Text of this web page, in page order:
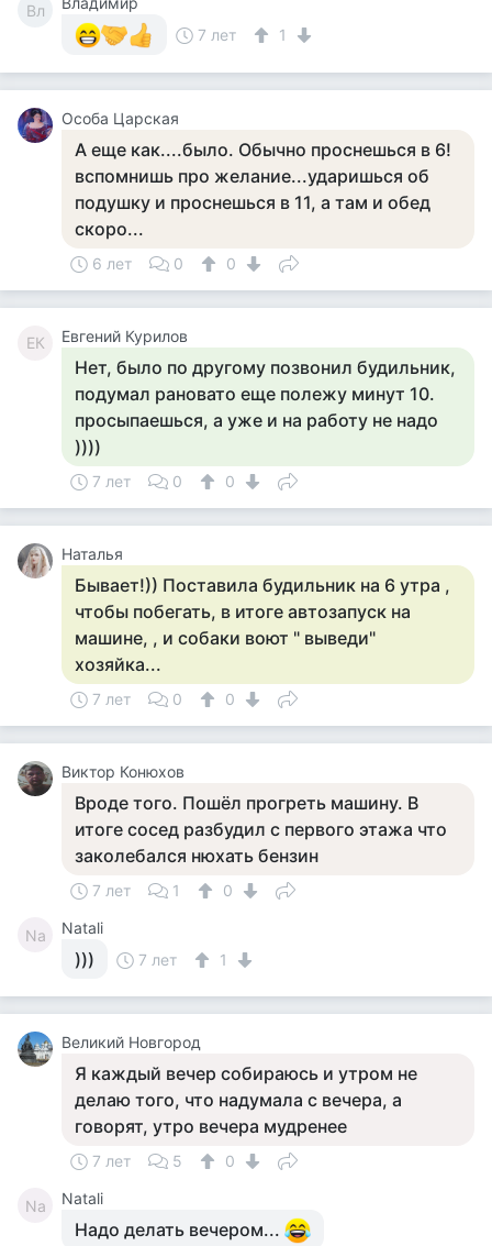
Вл
7 лет
1
Особа Царская
А еще как....было. Обычно проснешься в 6!
вспомнишь про желание...ударишься об
подушку и проснешься в 11, а там и обед
скоро...
6 лет 0 0
ЕК Евгений Курилов
Нет, было по другому позвонил будильник,
подумал рановато еще полежу минут 10.
просыпаешься, а уже и на работу не надо
))))
7 лет 0 0
Наталья
Бывает!)) Поставила будильник на 6 утра ,
чтобы побегать, в итоге автозапуск на
машине, , и собаки воют " выведи"
хозяйка...
7 лет 0 0
Виктор Конюхов
Вроде того. Пошёл прогреть машину. В
итоге сосед разбудил с первого этажа что
заколебался нюхать бензин
7 лет 1 0
Na Natali
))) 7 лет 1
Великий Новгород
Я каждый вечер собираюсь и утром не
делаю того, что надумала с вечера, а
говорят, утро вечера мудренее
7 лет 5 0
Na Natali
Надо делать вечером...